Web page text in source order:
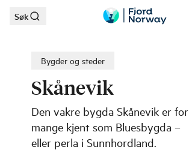
Hopp til hovedinnhold
Søk
Bygder og steder
Skånevik
Den vakre bygda Skånevik er for
mange kjent som Bluesbygda –
eller perla i Sunnhordland.